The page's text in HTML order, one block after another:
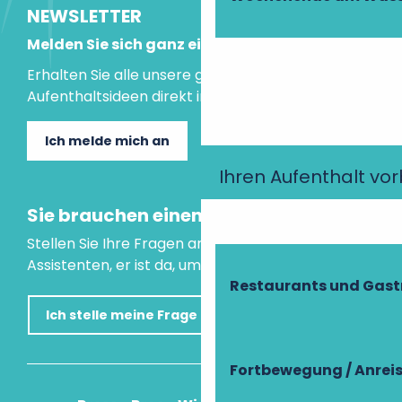
Ihren Aufenthalt
Restaurants und
Fortbewegung /
NEWSLETTER
Melden Sie sich ganz einfach an!
Erhalten Sie alle unsere guten Tipps und
Aufenthaltsideen direkt in Ihre Mailbox.
Ich melde mich an
Sie brauchen einen Rat?
Stellen Sie Ihre Fragen an unseren virtuellen
Assistenten, er ist da, um Ihnen zu helfen.
Ich stelle meine Frage